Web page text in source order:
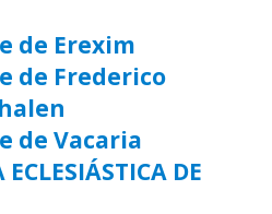
de Erexim
de Frederico
de Vacaria
DE